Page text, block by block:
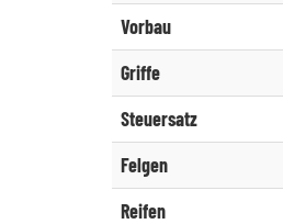
Vorbau
Griffe
Steuersatz
Felgen
Reifen